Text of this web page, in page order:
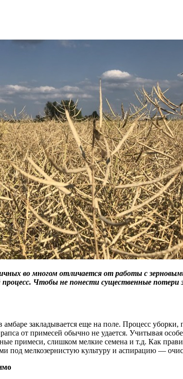
во многом отличается от работы с
Чтобы не понести существенные потери
амбаре закладывается еще на поле. Процесс
от примесей обычно не удается. Учитывая
примеси, слишком мелкие семена и т.д. Как
под мелкозернистую культуру и аспирацию —